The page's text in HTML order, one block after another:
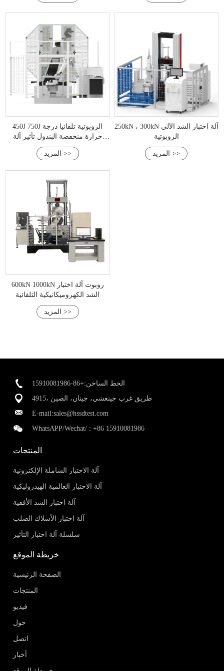
450J 750J الروبوتية تلقائيا درجة
حرارة منخفضة البندول تأثير آلة
اختبار
المزيد >>
250kN ، 300kN آلة اختبار الشد الآلي
الروبوتية
المزيد >>
600kN 1000kN روبوت آلة اختبار
الشد الكهروميكانيكية التلقائية
المزيد >>
الخط الساخن:+86-15910081986
4915، طريق غرب جينغشي، جينان، الصين
E-mail:sales@hssdtest.com
WhatsAPP/Wechat/ :+86 15910081986
المنتجات
آلة الاختبار الشاملة الإلكترونية
آلة الاختبار العالمية الهيدروليكية
آلة اختبار الشد الأفقية
آلة اختبار الأسلاك الصلب
سلسلة آلة اختبار التأثير
خريطة الموقع
الصفحة الرئيسية
المنتجات
فيديو
حول
اتصل
أخبار